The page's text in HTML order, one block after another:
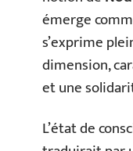
émerge
s’exprime
dimension,
et une
L’état de